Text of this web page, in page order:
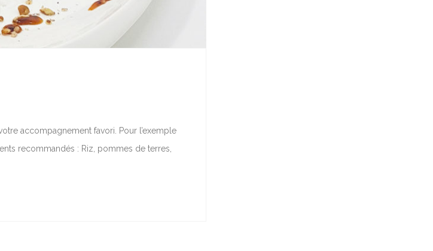
accompagnement favori. Pour l’exemple
recommandés : Riz, pommes de terres,